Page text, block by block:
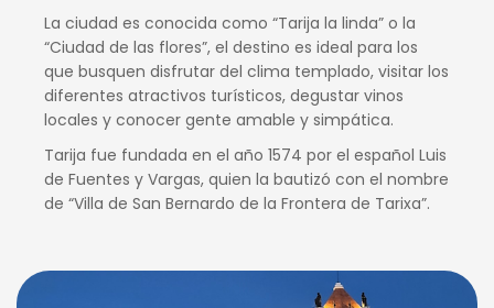
La ciudad es conocida como “Tarija la linda” o la
“Ciudad de las flores”, el destino es ideal para los
que busquen disfrutar del clima templado, visitar los
diferentes atractivos turísticos, degustar vinos
locales y conocer gente amable y simpática.
Tarija fue fundada en el año 1574 por el español Luis
de Fuentes y Vargas, quien la bautizó con el nombre
de “Villa de San Bernardo de la Frontera de Tarixa”.